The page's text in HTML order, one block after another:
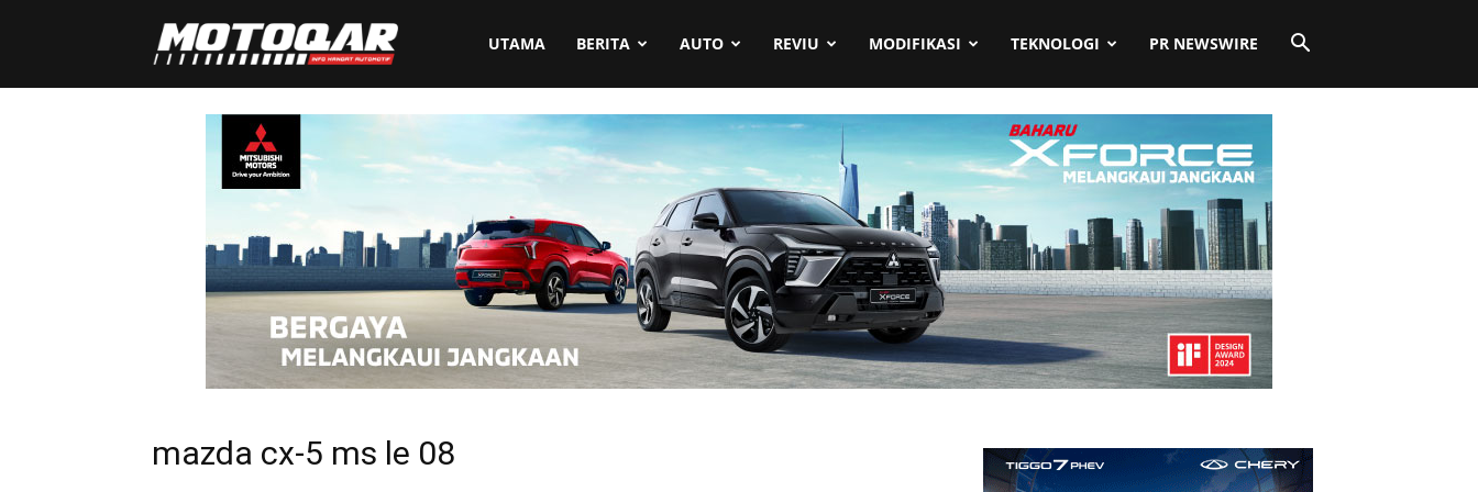
Motoqar UTAMA BERITA AUTO REVIU MODIFIKASI TEKNOLOGI PR NEWSWIRE
mazda cx-5 ms le 08